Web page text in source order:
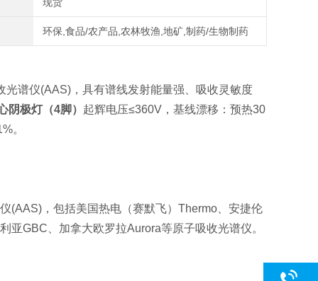
环保,食品/农产品,农林牧渔,地矿,制药/生物制药
光谱仪(AAS)，具有谱线发射能量强、吸收灵敏度
阴极灯（4脚） 起辉电压≤360V，基线漂移：预热30
。
(AAS)，包括美国热电（赛默飞）Thermo、安捷伦
GBC、加拿大欧罗拉Aurora等原子吸收光谱仪。